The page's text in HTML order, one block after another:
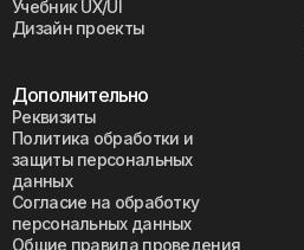
Учебник UX/UI
Дизайн проекты
Дополнительно
Реквизиты
Политика обработки и
защиты персональных
данных
Согласие на обработку
персональных данных
Общие правила проведения